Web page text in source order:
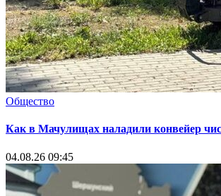
Общество
Как в Мачулищах наладили конвейер
04.08.26 09:45